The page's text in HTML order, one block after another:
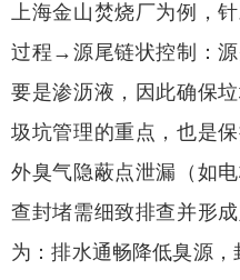
上海金山焚烧厂为例，
过程→源尾链状控制：
要是渗沥液，因此确保
圾坑管理的重点，也是
外臭气隐蔽点泄漏（如
查封堵需细致排查并形
为：排水通畅降低臭源